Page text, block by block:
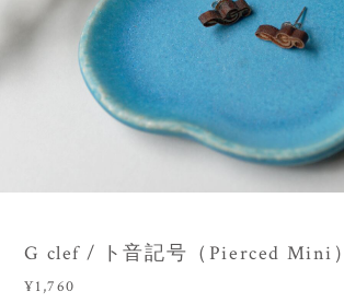
G clef / ト音記号（Pierced Mini）
¥1,760